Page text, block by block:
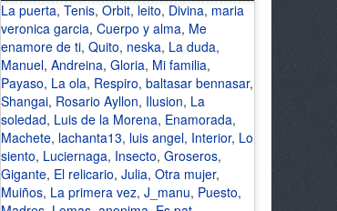
La puerta, Tenis, Orbit, leito, Divina, maria
veronica garcia, Cuerpo y alma, Me
enamore de ti, Quito, neska, La duda,
Manuel, Andreina, Gloria, Mi familia,
Payaso, La ola, Respiro, baltasar bennasar,
Shangai, Rosario Ayllon, Ilusion, La
soledad, Luis de la Morena, Enamorada,
Machete, lachanta13, luis angel, Interior, Lo
siento, Luciernaga, Insecto, Groseros,
Gigante, El relicario, Julia, Otra mujer,
Muiños, La primera vez, J_manu, Puesto,